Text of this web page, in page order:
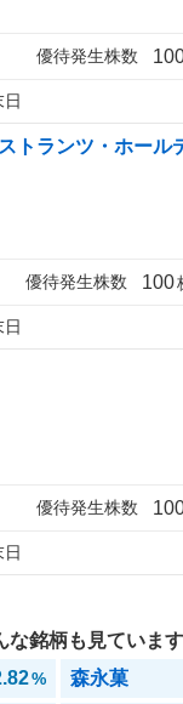
優待発生株数
トランツ・ホール
優待発生株数 100
優待発生株数
な銘柄も見ています
% 森永菓